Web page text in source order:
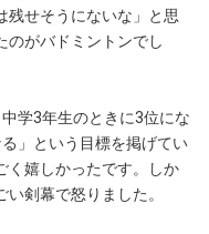
残せそうにないな」と思
のがバドミントンでし
学3年生のときに3位にな
」という目標を掲げてい
く嬉しかったです。しか
剣幕で怒りました。